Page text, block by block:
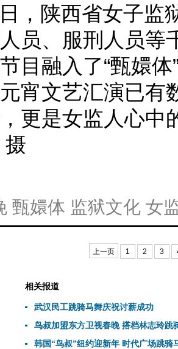
陕西省女子监狱
员、服刑人员等
目融入了“甄嬛
宵文艺汇演已有
更是女监人心中
摄
甄嬛体 监狱文化 女
上一页 1 2 3
相关报道
武汉民工跳骑马舞庆祝讨薪成功
鸟叔加盟东方卫视春晚 搭档林志玲跳
韩国“鸟叔”纽约迎新年 时代广场跳骑